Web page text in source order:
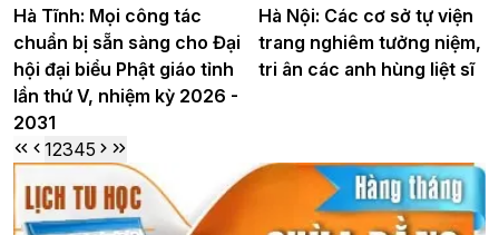
Hà Tĩnh: Mọi công tác
chuẩn bị sẵn sàng cho Đại
hội đại biểu Phật giáo tỉnh
lần thứ V, nhiệm kỳ 2026 -
2031
Hà Nội: Các cơ sở tự viện
trang nghiêm tưởng niệm,
tri ân các anh hùng liệt sĩ
12345